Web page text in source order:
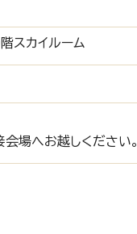
スカイルーム
場へお越しください。